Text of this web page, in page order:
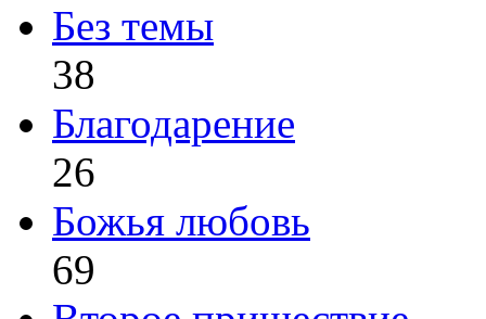
Без темы
38
Благодарение
26
Божья любовь
69